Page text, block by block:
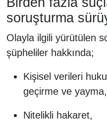
soruşturma
Olayla ilgili yürütülen
şüpheliler hakkında;
Kişisel verileri
geçirme ve yayma,
Nitelikli hakaret,